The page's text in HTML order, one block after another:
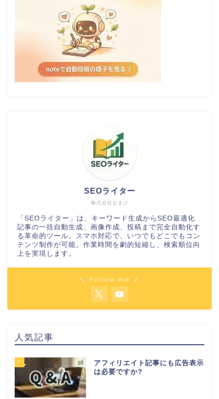
株式会社おまけ
SEOライター
「SEOライター」は、キーワード生成からSEO最適化
記事の一括自動生成、画像作成、投稿まで完全自動化す
る革命的ツール。スマホ対応で、いつでもどこでもコン
テンツ制作が可能。作業時間を劇的短縮し、検索順位向
上を実現します。
＼ Follow me ／
人気記事
1
アフィリエイト記事にも広告表示
は必要ですか?